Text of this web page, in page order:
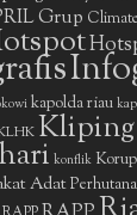
Grup
kapolda riau
konflik
Adat